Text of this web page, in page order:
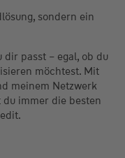
sondern ein
passt – egal, ob du
möchtest. Mit
meinem Netzwerk
immer die besten